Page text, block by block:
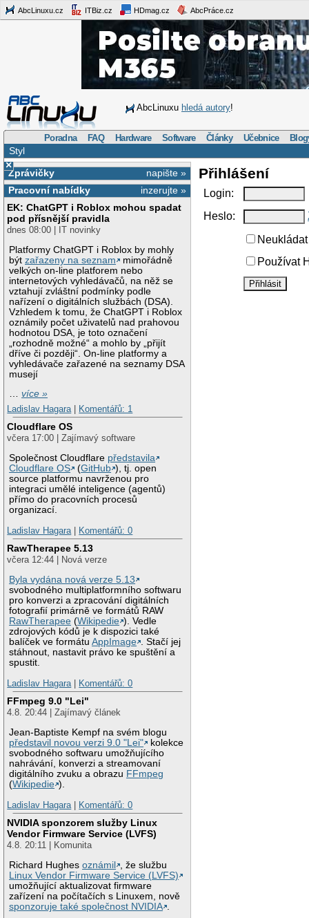
AbcLinuxu.cz ITBiz.cz HDmag.cz AbcPráce.cz
AbcLinuxu hledá autory!
Poradna FAQ Hardware Software Články Učebnice
Styl
×
napište »
Zprávičky
inzerujte »
Pracovní nabídky
EK: ChatGPT i Roblox mohou spadat
pod přísnější pravidla
dnes 08:00 | IT novinky
Platformy ChatGPT i Roblox by mohly
býtzařazeny na seznam
mimořádně
velkých on-line platforem nebo
internetových vyhledávačů, na něž se
vztahují zvláštní podmínky podle
nařízení o digitálních službách (DSA).
Vzhledem k tomu, že ChatGPT i Roblox
oznámily počet uživatelů nad prahovou
hodnotou DSA, je toto označení
„rozhodně možné“ a mohlo by „přijít
dříve či později“. On-line platformy a
vyhledávače zařazené na seznamy DSA
musejí
…více »
Ladislav Hagara
Komentářů: 1
Cloudflare OS
včera 17:00 | Zajímavý software
Společnost Cloudflare představila
Cloudflare OS
(GitHub ), tj. open
source platformu navrženou pro
integraci umělé inteligence (agentů)
přímo do pracovních procesů
organizací.
Ladislav Hagara
Komentářů: 0
RawTherapee 5.13
včera 12:44 | Nová verze
Byla vydána nová verze 5.13
svobodného multiplatformního softwaru
pro konverzi a zpracování digitálních
fotografií primárně ve formátů RAW
RawTherapee (Wikipedie ). Vedle
zdrojových kódů je k dispozici také
balíček ve formátuAppImage . Stačí jej
stáhnout, nastavit právo ke spuštění a
spustit.
Ladislav Hagara
Komentářů: 0
FFmpeg 9.0 "Lei"
4.8. 20:44 | Zajímavý článek
Jean-Baptiste Kempf na svém blogu
představil novou verzi 9.0 "Lei"
kolekce
svobodného softwaru umožňujícího
nahrávání, konverzi a streamovaní
digitálního zvuku a obrazu FFmpeg
(Wikipedie ).
Ladislav Hagara
Komentářů: 0
NVIDIA sponzorem služby Linux
Vendor Firmware Service (LVFS)
4.8. 20:11 | Komunita
Richard Hughesoznámil
, že službu
Linux Vendor Firmware Service (LVFS)
umožňující aktualizovat firmware
zařízení na počítačích s Linuxem, nově
sponzoruje také společnost NVIDIA .
Přihlášení
Login:
Heslo:
Používat